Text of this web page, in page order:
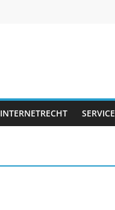
INTERNETRECHT SERVICE